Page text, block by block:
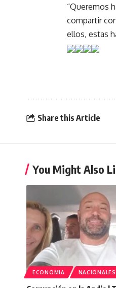
“Queremos
compartir
ellos, estas
Share this Article
You Might Also
ECONOMIA NACIONALES